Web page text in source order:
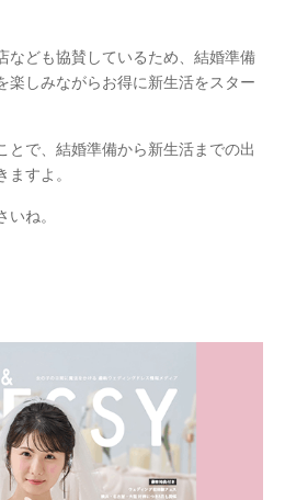
なども協賛しているため、結婚準備
楽しみながらお得に新生活をスター
とで、結婚準備から新生活までの出
すよ。
ね。